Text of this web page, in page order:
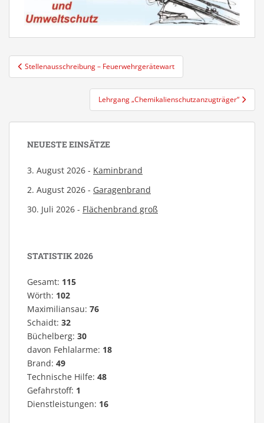
Beitragsnavigation
Stellenausschreibung – Feuerwehrgerätewart
Lehrgang „Chemikalienschutzanzugträger“
NEUESTE EINSÄTZE
3. August 2026 - Kaminbrand
2. August 2026 - Garagenbrand
30. Juli 2026 - Flächenbrand groß
STATISTIK 2026
Gesamt: 115
Wörth: 102
Maximiliansau: 76
Schaidt: 32
Büchelberg: 30
davon Fehlalarme: 18
Brand: 49
Technische Hilfe: 48
Gefahrstoff: 1
Dienstleistungen: 16